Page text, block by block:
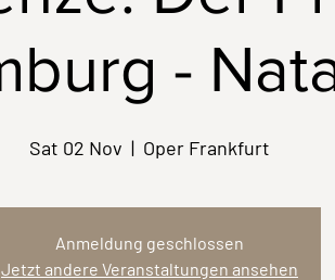
-
Sat 02 Nov
  |
Oper Frankfurt
Anmeldung geschlossen
Jetzt andere Veranstaltungen ansehen